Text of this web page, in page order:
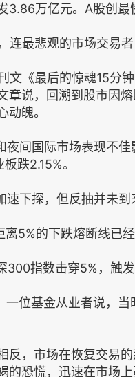
3.86万亿元。A股创最
连最悲观的市场交易者
文《最后的惊魂15分
章说，回溯到股市因
动魄。
间国际市场表现不
跌2.15%。
下探，但反抽并未到
5%的下跌熔断线已经
指数击穿5%，触发
位基金从业者说，
反，市场在恢复交易
恐慌，迅速在市场上